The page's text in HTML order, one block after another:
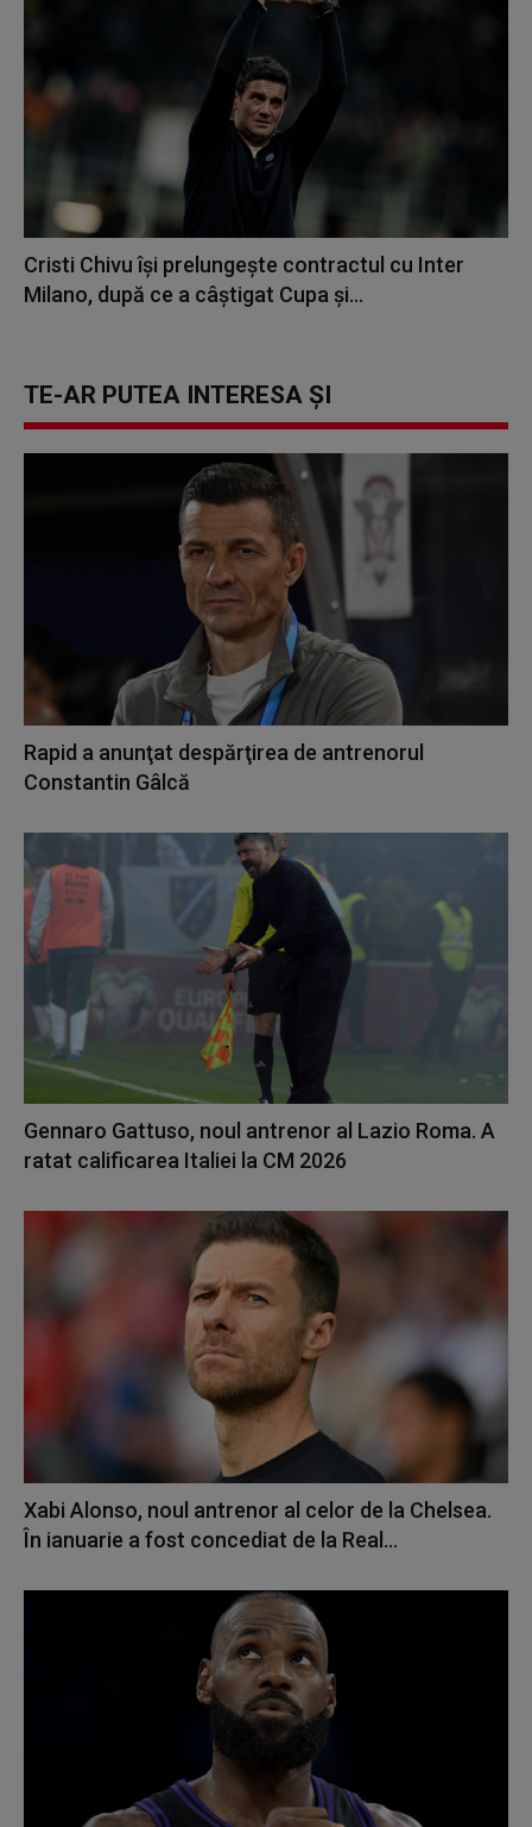
Cristi Chivu își prelungește contractul cu Inter
Milano, după ce a câștigat Cupa și...
TE-AR PUTEA INTERESA ȘI
Rapid a anunţat despărţirea de antrenorul
Constantin Gâlcă
Gennaro Gattuso, noul antrenor al Lazio Roma. A
ratat calificarea Italiei la CM 2026
Xabi Alonso, noul antrenor al celor de la Chelsea.
În ianuarie a fost concediat de la Real...